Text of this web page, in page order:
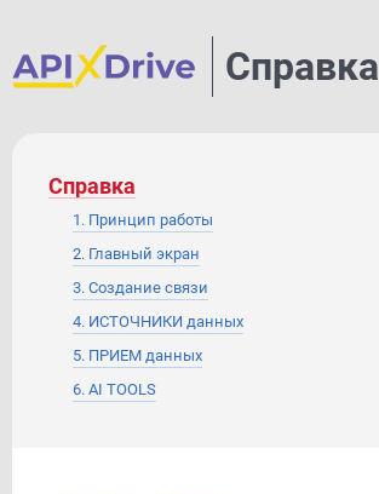
Справка
Справка
1. Принцип работы
2. Главный экран
3. Создание связи
4. ИСТОЧНИКИ данных
5. ПРИЕМ данных
6. AI TOOLS